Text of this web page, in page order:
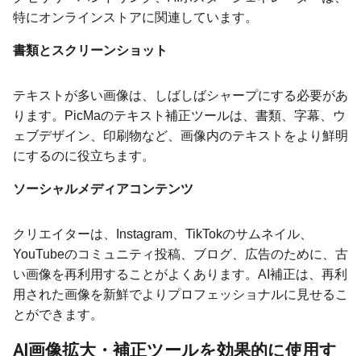
特にオンラインストアに関連しています。
書類とスクリーンショット
テキストが多い画像は、しばしばシャープにする必要があ
ります。PicMaのテキスト補正ツールは、書類、字幕、ウ
ェブデザイン、印刷物など、画像内のテキストをより鮮明
にするのに役立ちます。
ソーシャルメディアコンテンツ
クリエイターは、Instagram、TikTokのサムネイル、
YouTubeのコミュニティ投稿、ブログ、広告のために、古
い画像を再利用することがよくあります。AI補正は、再利
用された画像を新鮮でよりプロフェッショナルに見せるこ
とができます。
AI画像拡大・補正ツールを効果的に使用す